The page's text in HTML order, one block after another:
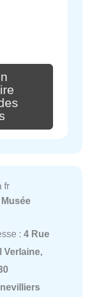
fr
Musée
: 4 Rue
Verlaine,